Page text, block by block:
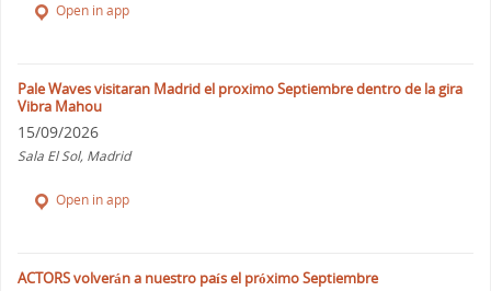
Open in app
Pale Waves visitaran Madrid el proximo Septiembre dentro de la gira
Vibra Mahou
15/09/2026
Sala El Sol, Madrid
Open in app
ACTORS volverán a nuestro país el próximo Septiembre